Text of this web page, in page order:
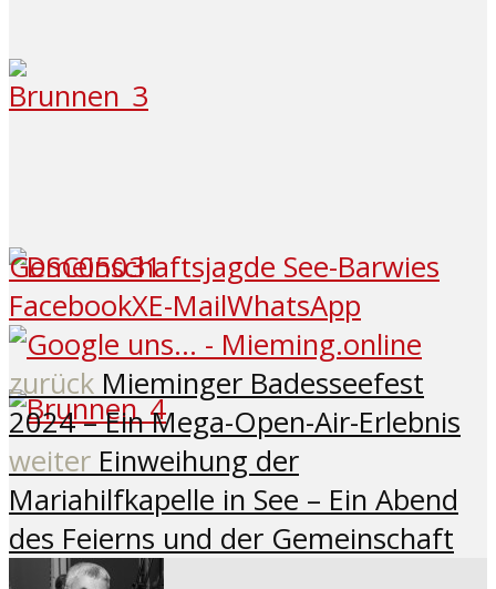
Gemeinschaftsjagde See-Barwies
FacebookXE-MailWhatsApp
zurück Mieminger Badesseefest
2024 – Ein Mega-Open-Air-Erlebnis
weiter Einweihung der
Mariahilfkapelle in See – Ein Abend
des Feierns und der Gemeinschaft